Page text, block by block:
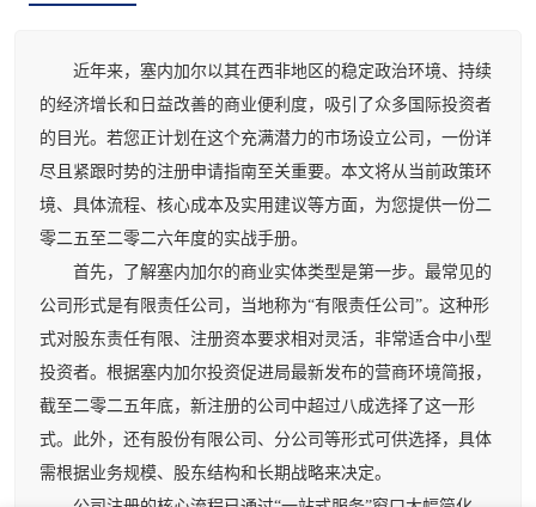
近年来，塞内加尔以其在西非地区的稳定政治环境、持续
的经济增长和日益改善的商业便利度，吸引了众多国际投资者
的目光。若您正计划在这个充满潜力的市场设立公司，一份详
尽且紧跟时势的注册申请指南至关重要。本文将从当前政策环
境、具体流程、核心成本及实用建议等方面，为您提供一份二
零二五至二零二六年度的实战手册。
首先，了解塞内加尔的商业实体类型是第一步。最常见的
公司形式是有限责任公司，当地称为“有限责任公司”。这种形
式对股东责任有限、注册资本要求相对灵活，非常适合中小型
投资者。根据塞内加尔投资促进局最新发布的营商环境简报，
截至二零二五年底，新注册的公司中超过八成选择了这一形
式。此外，还有股份有限公司、分公司等形式可供选择，具体
需根据业务规模、股东结构和长期战略来决定。